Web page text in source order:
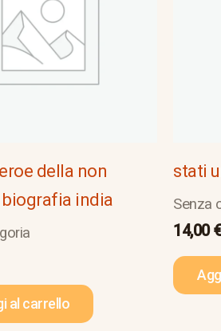
della non
india
al carrello
stati
Senza
14,00